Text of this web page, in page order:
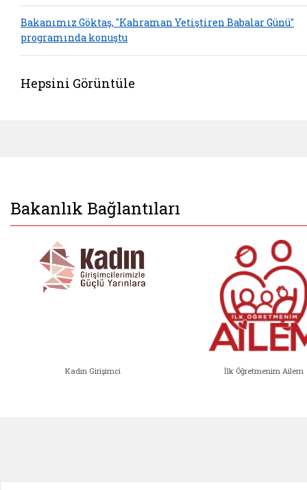
Bakanımız Göktaş, "Kahraman Yetiştiren Babalar Günü"
programında konuştu
Hepsini Görüntüle
Bakanlık Bağlantıları
Kadın Girişimci İlk Öğretmenim Ailem